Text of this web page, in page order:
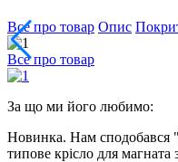
Все про товар Опис
Все про товар
За що ми його любимо:
Новинка. Нам сподобався
типове крісло для магната